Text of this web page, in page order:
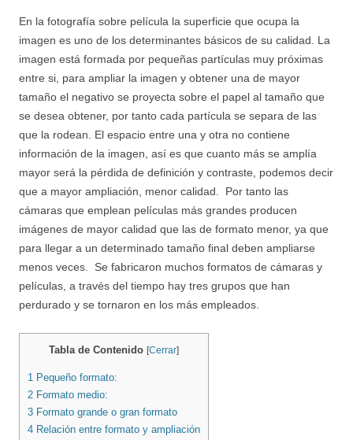
En la fotografía sobre película la superficie que ocupa la
imagen es uno de los determinantes básicos de su calidad. La
imagen está formada por pequeñas partículas muy próximas
entre si, para ampliar la imagen y obtener una de mayor
tamaño el negativo se proyecta sobre el papel al tamaño que
se desea obtener, por tanto cada partícula se separa de las
que la rodean. El espacio entre una y otra no contiene
información de la imagen, así es que cuanto más se amplía
mayor será la pérdida de definición y contraste, podemos decir
que a mayor ampliación, menor calidad. Por tanto las
cámaras que emplean películas más grandes producen
imágenes de mayor calidad que las de formato menor, ya que
para llegar a un determinado tamaño final deben ampliarse
menos veces. Se fabricaron muchos formatos de cámaras y
películas, a través del tiempo hay tres grupos que han
perdurado y se tornaron en los más empleados.
Tabla de Contenido [Cerrar]
1 Pequeño formato:
2 Formato medio:
3 Formato grande o gran formato
4 Relación entre formato y ampliación